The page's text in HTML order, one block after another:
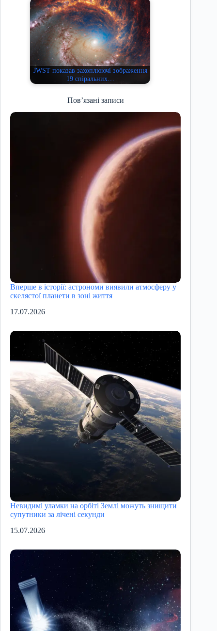
JWST показав захоплюючі зображення
19 спіральних…
Пов’язані записи
Вперше в історії: астрономи виявили атмосферу у
скелястої планети в зоні життя
17.07.2026
Невидимі уламки на орбіті Землі можуть знищити
супутники за лічені секунди
15.07.2026